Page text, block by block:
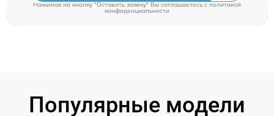
Нажимая на кнопку "Оставить заявку" Вы соглашаетесь c политикой
конфиденциальности
Популярные модели